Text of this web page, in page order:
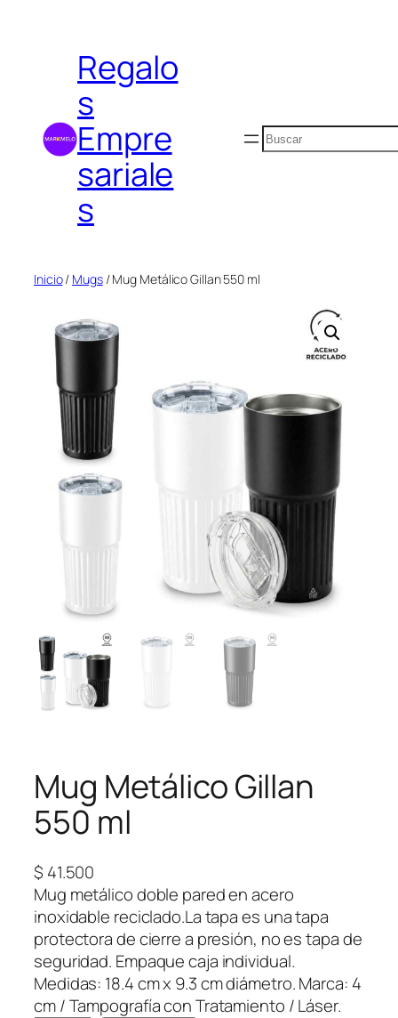
contenidoRegalo
s
Empre
sariale
s
Buscar
Inicio/ Mugs/ Mug Metálico Gillan 550 ml
Mug Metálico Gillan
550 ml
$ 41.500
Mug metálico doble pared en acero
inoxidable reciclado.La tapa es una tapa
protectora de cierre a presión, no es tapa de
seguridad. Empaque caja individual.
Medidas: 18.4 cm x 9.3 cm diámetro. Marca: 4
cm / Tampografía con Tratamiento / Láser.